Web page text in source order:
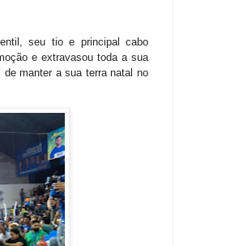
seu tio e principal cabo
e extravasou toda a sua
manter a sua terra natal no